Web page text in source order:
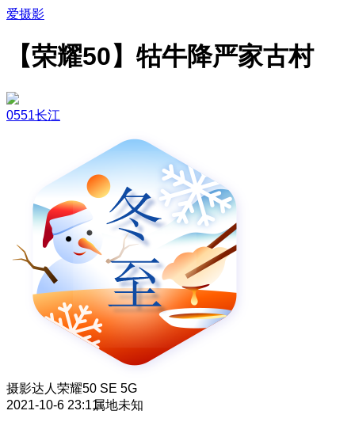
爱摄影
【荣耀50】牯牛降严家古村
0551长江
摄影达人 荣耀50 SE 5G
2021-10-6 23:11属地未知